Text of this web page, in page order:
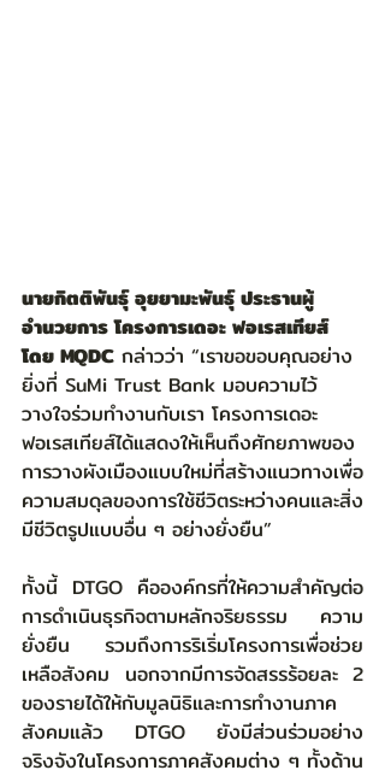
นายกิตติพันธุ์ อุยยามะพันธุ์ ประธานผู้
อำนวยการ โครงการเดอะ ฟอเรสเทียส์
โดย MQDC กล่าวว่า “เราขอขอบคุณอย่าง
ยิ่งที่ SuMi Trust Bank มอบความไว้
วางใจร่วมทำงานกับเรา โครงการเดอะ
ฟอเรสเทียส์ได้แสดงให้เห็นถึงศักยภาพของ
การวางผังเมืองแบบใหม่ที่สร้างแนวทางเพื่อ
ความสมดุลของการใช้ชีวิตระหว่างคนและสิ่ง
มีชีวิตรูปแบบอื่น ๆ อย่างยั่งยืน”
ทั้งนี้ DTGO คือองค์กรที่ให้ความสำคัญต่อ
การดำเนินธุรกิจตามหลักจริยธรรม ความ
ยั่งยืน รวมถึงการริเริ่มโครงการเพื่อช่วย
เหลือสังคม นอกจากมีการจัดสรรร้อยละ 2
ของรายได้ให้กับมูลนิธิและการทำงานภาค
สังคมแล้ว DTGO ยังมีส่วนร่วมอย่าง
จริงจังในโครงการภาคสังคมต่าง ๆ ทั้งด้าน